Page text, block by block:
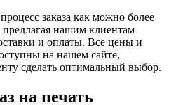
заказа как можно более
нашим клиентам
и оплаты. Все цены и
на нашем сайте,
сделать оптимальный выбор.
на печать